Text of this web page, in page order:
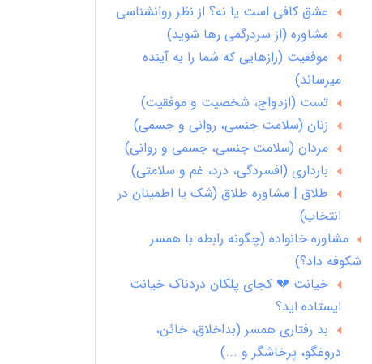
عشق کافی است یا نه؟ از نظر روانشناسی
مشاوره (از سردرگمی رها شوید)
موفقیت (رازهایی که شما را به آینده
میرساند)
تست (ازدواج، شخصیت و موفقیت)
زنان (سلامت جنسی، روانی و جسمی)
مردان (سلامت جنسی، جسمی و روانی)
بارداری (افسردگی، درد، غم و سلامتی)
طلاق | مشاوره طلاق (شک یا اطمینان در
انتخاب)
مشاوره خانواده (چگونه رابطه با همسر
شکوفه داد؟)
خیانت 💔 کجای پلکان دردناک خیانت
ایستاده اید؟
بد رفتاری همسر (بداخلاق، خائن،
دروغگو، پرخاشگر و ...)